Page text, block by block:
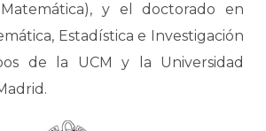
y el doctorado en
Estadística e Investigación
de la UCM y la Universidad